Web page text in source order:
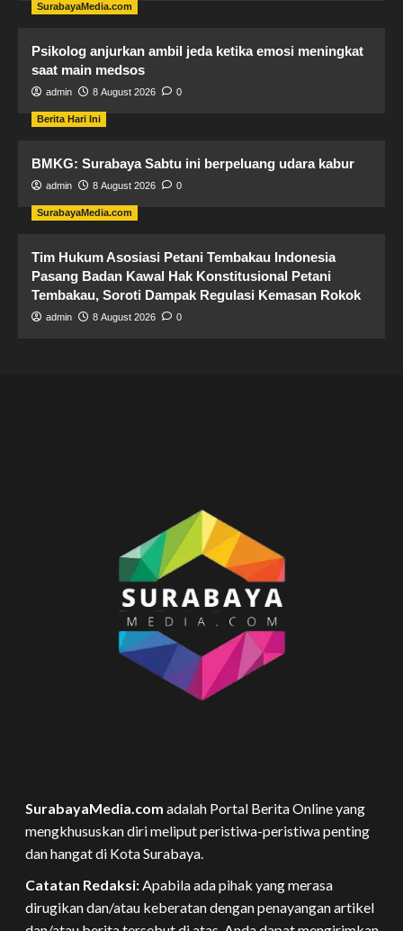
SurabayaMedia.com
Psikolog anjurkan ambil jeda ketika emosi meningkat
saat main medsos
admin 8 August 2026 0
Berita Hari Ini
BMKG: Surabaya Sabtu ini berpeluang udara kabur
admin 8 August 2026 0
SurabayaMedia.com
Tim Hukum ​Asosiasi Petani Tembakau Indonesia
Pasang Badan Kawal Hak Konstitusional Petani
Tembakau, Soroti Dampak Regulasi Kemasan Rokok
admin 8 August 2026 0
SurabayaMedia.com adalah Portal Berita Online yang
mengkhususkan diri meliput peristiwa-peristiwa penting
dan hangat di Kota Surabaya.
Catatan Redaksi:Apabila ada pihak yang merasa
dirugikan dan/atau keberatan dengan penayangan artikel